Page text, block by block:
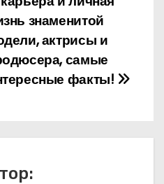
знаменитой
актрисы и
самые
факты!